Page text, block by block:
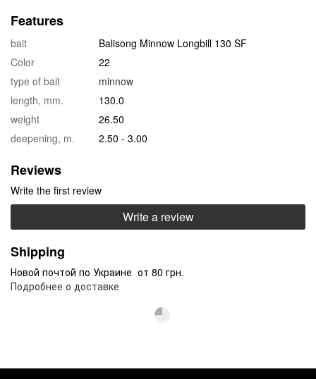
Features
bait
Balisong Minnow Longbill 130 SF
Color
22
type of bait
minnow
length, mm.
130.0
weight
26.50
deepening, m.
2.50 - 3.00
Reviews
Write the first review
Write a review
Shipping
Новой почтой по Украине от 80 грн.
Подробнее о доставке